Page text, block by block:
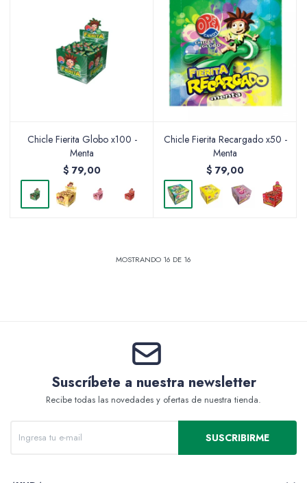
Chicle Fierita Globo x100 -
Menta
$ 79,00
Chicle Fierita Recargado x50 -
Menta
$ 79,00
MOSTRANDO 16 DE 16
Suscríbete a nuestra newsletter
Recibe todas las novedades y ofertas de nuestra tienda.
SUSCRIBIRME